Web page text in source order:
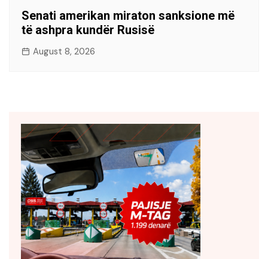
Senati amerikan miraton sanksione më
të ashpra kundër Rusisë
August 8, 2026